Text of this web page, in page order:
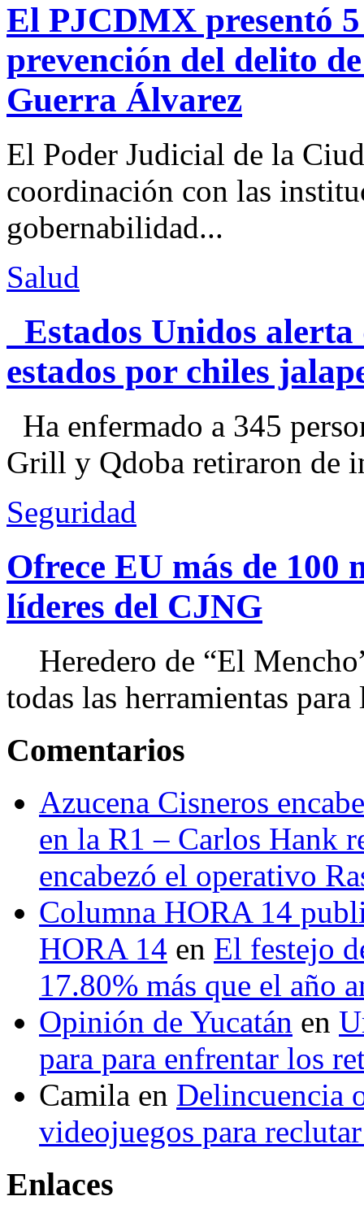
El PJCDMX presentó
prevención del delito
Guerra Álvarez
El Poder Judicial de la
coordinación con las
gobernabilidad...
Salud
Estados Unidos alerta
estados por chiles
Ha enfermado a 345
Grill y Qdoba retiraron de
Seguridad
Ofrece EU más de 100
líderes del CJNG
Heredero de “El
todas las herramientas
Comentarios
Azucena Cisneros
en la R1 – Carlos Hank
encabezó el operativo
Columna HORA 14
HORA 14 en El festejo
17.80% más que el año
Opinión de Yucatán en
para para enfrentar los
Camila en Delincuencia
videojuegos para
Enlaces